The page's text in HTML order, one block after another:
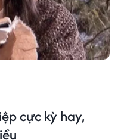
cực kỳ hay,